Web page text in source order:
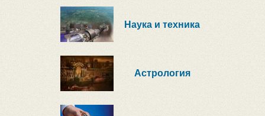
Наука и техника
Астрология